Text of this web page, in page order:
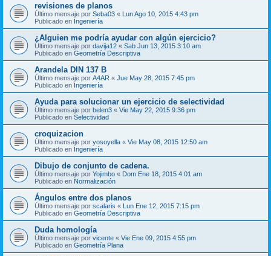
revisiones de planos
Último mensaje por Seba03 « Lun Ago 10, 2015 4:43 pm
Publicado en Ingeniería
¿Alguien me podría ayudar con algún ejercicio?
Último mensaje por davija12 « Sab Jun 13, 2015 3:10 am
Publicado en Geometría Descriptiva
Arandela DIN 137 B
Último mensaje por A4AR « Jue May 28, 2015 7:45 pm
Publicado en Ingeniería
Ayuda para solucionar un ejercicio de selectividad
Último mensaje por belen3 « Vie May 22, 2015 9:36 pm
Publicado en Selectividad
croquizacion
Último mensaje por yosoyella « Vie May 08, 2015 12:50 am
Publicado en Ingeniería
Dibujo de conjunto de cadena.
Último mensaje por Yojimbo « Dom Ene 18, 2015 4:01 am
Publicado en Normalización
Ángulos entre dos planos
Último mensaje por scalaris « Lun Ene 12, 2015 7:15 pm
Publicado en Geometría Descriptiva
Duda homología
Último mensaje por vicente « Vie Ene 09, 2015 4:55 pm
Publicado en Geometría Plana